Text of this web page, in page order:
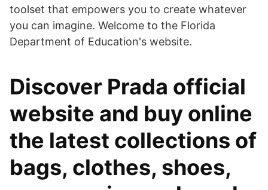
toolset that empowers you to create whatever
you can imagine. Welcome to the Florida
Department of Education's website.
Discover Prada official
website and buy online
the latest collections of
bags, clothes, shoes,